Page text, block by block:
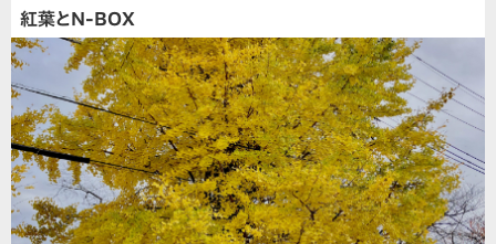
紅葉とN-BOX